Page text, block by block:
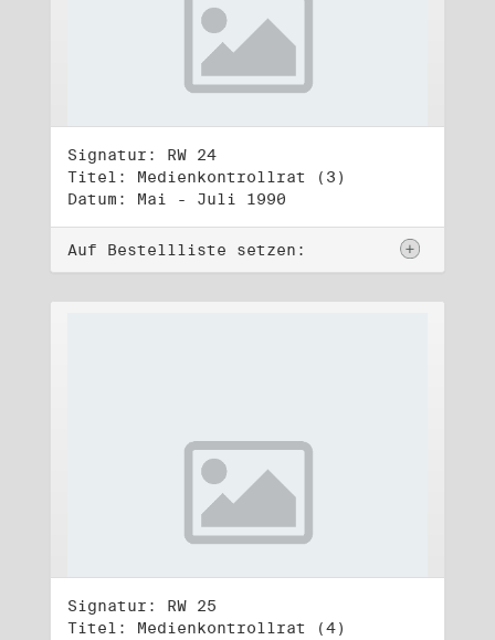
Signatur: RW 24
Titel: Medienkontrollrat (3)
Datum: Mai - Juli 1990
Auf Bestellliste setzen:
Signatur: RW 25
Titel: Medienkontrollrat (4)